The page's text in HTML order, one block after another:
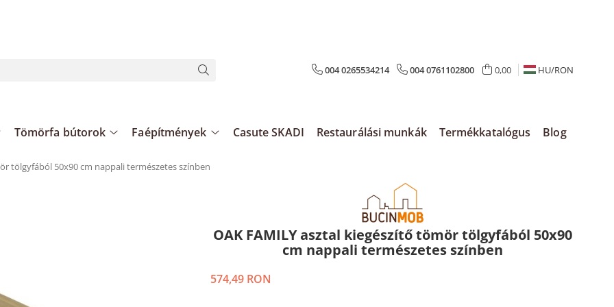
004 0265534214 004 0761102800 0,00 HU/RON
Tömörfa bútorok Faépítmények Casute SKADI Restaurálási munkák Termékkatalógus Blog
tölgyfából 50x90 cm nappali természetes színben
OAK FAMILY asztal kiegészítő tömör tölgyfából 50x90
cm nappali természetes színben
574,49 RON